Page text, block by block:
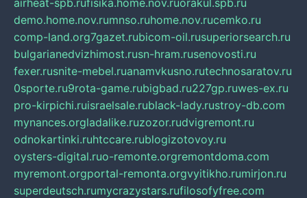
airheat-spb.rufisika.home.nov.ruorakul.spb.ru
demo.home.nov.rumnso.ruhome.nov.rucemko.ru
comp-land.org7gazet.rubicom-oil.rusuperiorsearch.ru
bulgarianedvizhimost.rusn-hram.rusenovosti.ru
fexer.rusnite-mebel.ruanamvkusno.rutechnosaratov.ru
0sporte.ru9rota-game.rubigbad.ru227gp.ruwes-ex.ru
pro-kirpichi.ruisraelsale.rublack-lady.rustroy-db.com
mynances.orgladalike.ruzozor.rudvigremont.ru
odnokartinki.ruhtccare.rublogizotovoy.ru
oysters-digital.ruo-remonte.orgremontdoma.com
myremont.orgportal-remonta.orgvyitikho.rumirjon.ru
superdeutsch.rumycrazystars.rufilosofyfree.com